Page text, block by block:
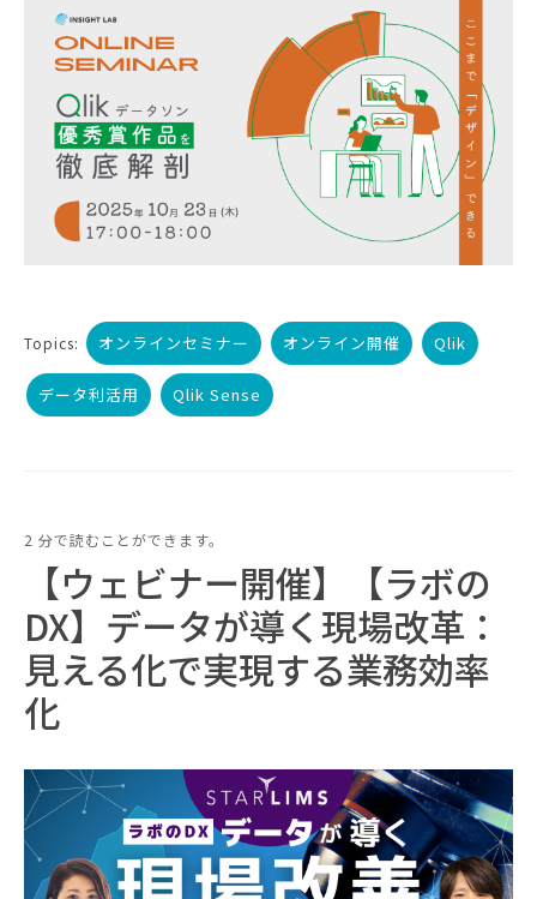
Topics: オンラインセミナー オンライン開催 Qlik
データ利活用 Qlik Sense
2 分で読むことができます。
【ウェビナー開催】【ラボの
DX】データが導く現場改革：
見える化で実現する業務効率
化